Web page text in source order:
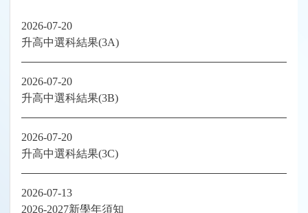
2026-07-20
升高中選科結果(3A)
2026-07-20
升高中選科結果(3B)
2026-07-20
升高中選科結果(3C)
2026-07-13
2026-2027新學年須知